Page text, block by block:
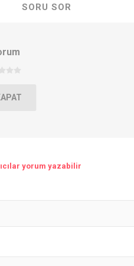
SORU SOR
yorum yazabilir